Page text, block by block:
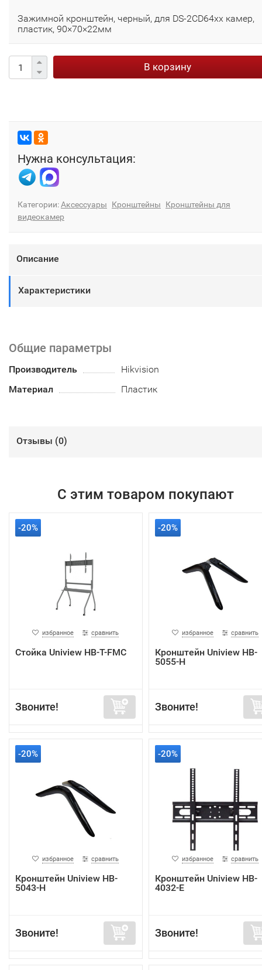
Зажимной кронштейн, черный, для DS-2CD64xx камер,
пластик, 90×70×22мм
В корзину
Нужна консультация:
Категории:Аксессуары Кронштейны
Кронштейны для
видеокамер
Описание
Характеристики
Общие параметры
Производитель
Hikvision
Материал
Пластик
Отзывы (0)
С этим товаром покупают
-20%
избранное сравнить
Стойка Uniview HB-T-FMC
Звоните!
-20%
избранное сравнить
Кронштейн Uniview HB-
5055-H
Звоните!
-20%
избранное сравнить
Кронштейн Uniview HB-
5043-H
Звоните!
-20%
избранное сравнить
Кронштейн Uniview HB-
4032-E
Звоните!